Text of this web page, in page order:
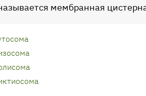
мембранная